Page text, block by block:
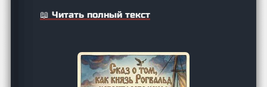
📖 Читать полный текст